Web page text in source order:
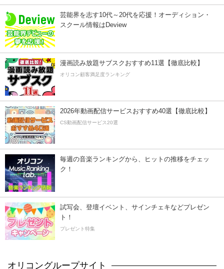
芸能界を志す10代～20代を応援！オーディション・
スクール情報はDeview
漫画読み放題サブスクおすすめ11選【徹底比較】
オリコン顧客満足度ランキング
2026年動画配信サービスおすすめ40選【徹底比較】
CS動画配信サービス20選
毎週の音楽ランキングから、ヒットの推移をチェッ
ク！
試写会、登壇イベント、サインチェキなどプレゼン
ト！
プレゼント特集
オリコングループサイト